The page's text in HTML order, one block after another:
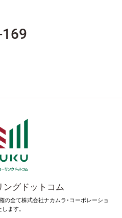
グドットコム
の全て株式会社ナカムラ･コーポレーショ
ます。